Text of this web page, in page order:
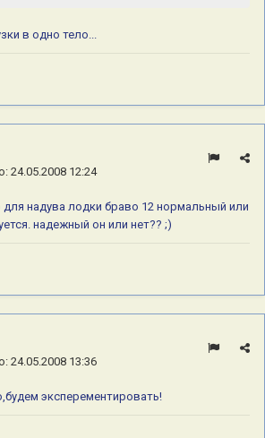
в одно тело...
24.05.2008 12:24
надува лодки браво 12 нормальный или
надежный он или нет?? ;)
24.05.2008 13:36
эксперементировать!